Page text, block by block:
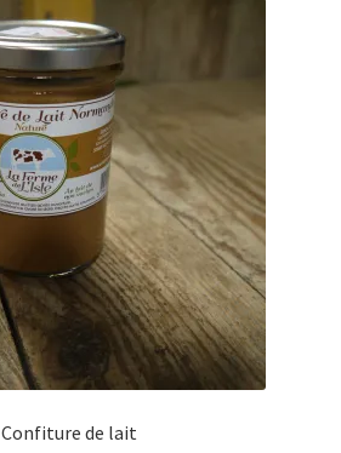
Confiture de lait